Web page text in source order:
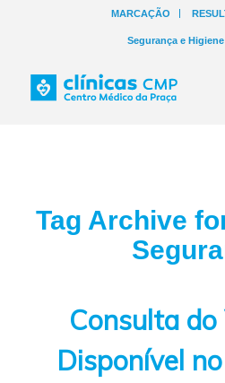
MARCAÇÃO
Segurança e
Tag Archive
Consulta
Disponível